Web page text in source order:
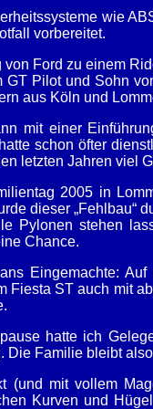
wie
vorbereitet.
von Ford zu einem
GT Pilot und Sohn
aus Köln und
mit einer
schon öfter
letzten Jahren viel
2005 in
dieser „Fehlbau“
Pylonen stehen
Chance.
Eingemachte:
Fiesta ST auch mit
hatte ich
Die Familie bleibt
(und mit vollem
Kurven und